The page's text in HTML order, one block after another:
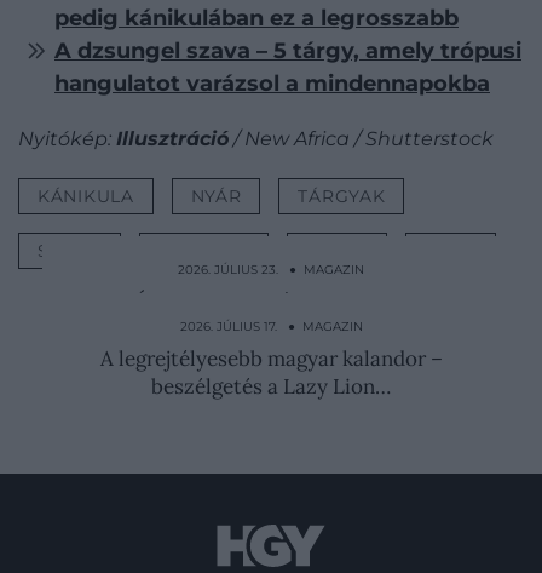
pedig kánikulában ez a legrosszabb
A dzsungel szava – 5 tárgy, amely trópusi
hangulatot varázsol a mindennapokba
Nyitókép: Illusztráció/ New Africa / Shutterstock
KÁNIKULA NYÁR TÁRGYAK
STÍLUS
2026. JÚLIUS 23. ● MAGAZIN
Útra készen: 5 tárgy, amellyel
stílusosabban indulhatunk…
2026. JÚLIUS 17. ● MAGAZIN
A legrejtélyesebb magyar kalandor –
beszélgetés a Lazy Lion…